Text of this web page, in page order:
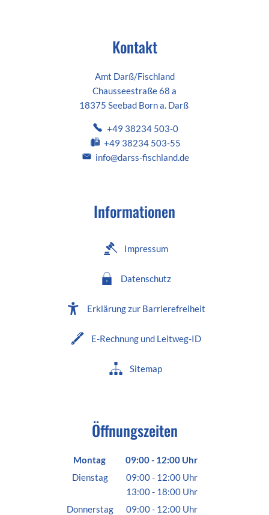
Kontakt
Amt Darß/Fischland
Chausseestraße 68 a
18375 Seebad Born a. Darß
+49 38234 503-0
+49 38234 503-55
info@darss-fischland.de
Informationen
Impressum
Datenschutz
Erklärung zur Barrierefreiheit
E-Rechnung und Leitweg-ID
Sitemap
Öffnungszeiten
Montag 09:00- 12:00 Uhr
Von 09:00 bis 12:00 Uhr
Dienstag 09:00- 12:00Uhr
Von 09:00 bis 12:00 Uhr
13:00- 18:00Uhr
Von 13:00 bis 18:00 Uhr
Donnerstag 09:00- 12:00Uhr